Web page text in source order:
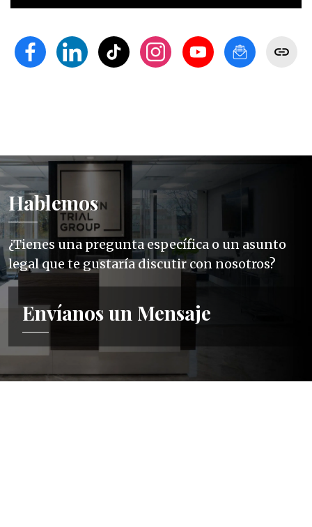
Hablemos
¿Tienes una pregunta específica o un asunto
legal que te gustaría discutir con nosotros?
Envíanos un Mensaje